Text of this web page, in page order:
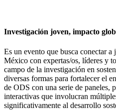
Investigación joven, impacto
Es un evento que busca conectar a
México con expertas/os, líderes y
campo de la investigación en
diversas formas para fortalecer el
de ODS con una serie de paneles,
interactivas que involucran
significativamente al desarrollo